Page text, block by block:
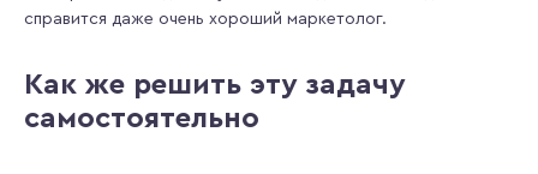
справится даже очень хороший маркетолог.
Как же решить эту задачу
самостоятельно